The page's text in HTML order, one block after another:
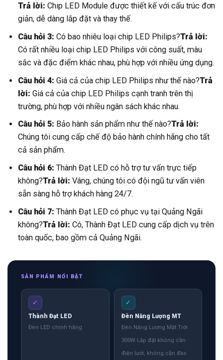
Trả lời: Chip LED Module được thiết kế với cấu trúc đơn
giản, dễ dàng lắp đặt và thay thế.
Câu hỏi 3: Có bao nhiêu loại chip LED Philips?Trả lời:
Có rất nhiều loại chip LED Philips với công suất, màu
sắc và đặc điểm khác nhau, phù hợp với nhiều ứng dụng.
Câu hỏi 4: Giá cả của chip LED Philips như thế nào?Trả
lời: Giá cả của chip LED Philips cạnh tranh trên thị
trường, phù hợp với nhiều ngân sách khác nhau.
Câu hỏi 5: Bảo hành sản phẩm như thế nào?Trả lời:
Chúng tôi cung cấp chế độ bảo hành chính hãng cho tất
cả sản phẩm.
Câu hỏi 6: Thành Đạt LED có hỗ trợ tư vấn trực tiếp
không?Trả lời: Vâng, chúng tôi có đội ngũ tư vấn viên
sẵn sàng hỗ trợ khách hàng 24/7.
Câu hỏi 7: Thành Đạt LED có phục vụ tại Quảng Ngãi
không?Trả lời: Có, Thành Đạt LED cung cấp dịch vụ trên
toàn quốc, bao gồm cả Quảng Ngãi.
SẢN PHẨM NỔI BẬT
✓
Thành Đạt LED
Đèn LED chính hãng
✓
Đèn Năng Lượng MT
Đèn Năng Lượng Mặt Trời
300W Lắp đặt không cần
điện lưới, không cần đào